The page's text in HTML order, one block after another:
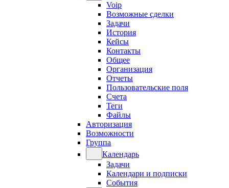
Voip
Возможные сделки
Задачи
История
Кейсы
Контакты
Общее
Организация
Отчеты
Пользовательские поля
Счета
Теги
Файлы
Авторизация
Возможности
Группа
Календарь
Задачи
Календари и подписки
События